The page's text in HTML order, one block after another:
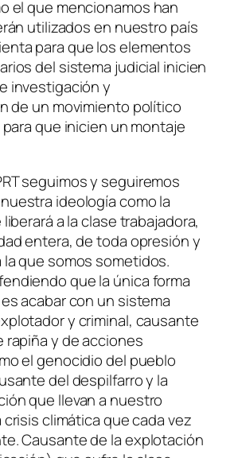
el que mencionamos han
utilizados en nuestro país
para que los elementos
del sistema judicial inicien
investigación y
de un movimiento político
para que inicien un montaje
seguimos y seguiremos
ideología como la
a la clase trabajadora,
entera, de toda opresión y
que somos sometidos.
que la única forma
acabar con un sistema
y criminal, causante
rapiña y de acciones
el genocidio del pueblo
del despilfarro y la
que llevan a nuestro
climática que cada vez
Causante de la explotación